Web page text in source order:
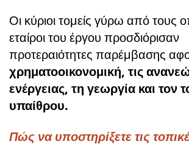
Οι κύριοι τομείς γύρω από τους
εταίροι του έργου προσδιόρισαν
προτεραιότητες παρέμβασης
χρηματοοικονομική, τις
ενέργειας, τη γεωργία και τον
υπαίθρου.
Πώς να υποστηρίξετε τις